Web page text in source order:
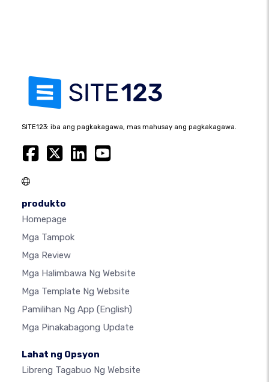
SITE123: iba ang pagkakagawa, mas mahusay ang pagkakagawa.
produkto
Homepage
Mga Tampok
Mga Review
Mga Halimbawa Ng Website
Mga Template Ng Website
Pamilihan Ng App (English)
Mga Pinakabagong Update
Lahat ng Opsyon
Libreng Tagabuo Ng Website